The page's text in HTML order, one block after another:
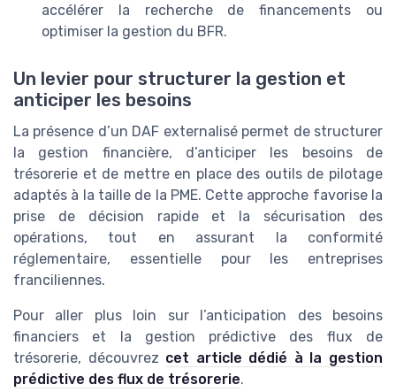
accélérer la recherche de financements ou
optimiser la gestion du BFR.
Un levier pour structurer la gestion et
anticiper les besoins
La présence d’un DAF externalisé permet de structurer
la gestion financière, d’anticiper les besoins de
trésorerie et de mettre en place des outils de pilotage
adaptés à la taille de la PME. Cette approche favorise la
prise de décision rapide et la sécurisation des
opérations, tout en assurant la conformité
réglementaire, essentielle pour les entreprises
franciliennes.
Pour aller plus loin sur l’anticipation des besoins
financiers et la gestion prédictive des flux de
trésorerie, découvrez cet article dédié à la gestion
prédictive des flux de trésorerie.